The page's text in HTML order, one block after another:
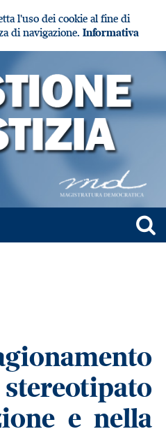
l'uso dei cookie al fine di
di navigazione. Informativa
e nella